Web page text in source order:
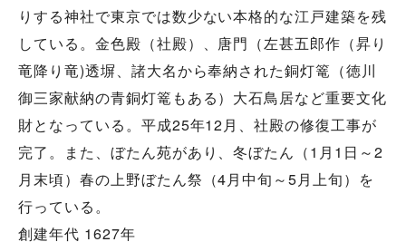
りする神社で東京では数少ない本格的な江戸建築を残
している。金色殿（社殿）、唐門（左甚五郎作（昇り
竜降り竜)透塀、諸大名から奉納された銅灯篭（徳川
御三家献納の青銅灯篭もある）大石鳥居など重要文化
財となっている。平成25年12月、社殿の修復工事が
完了。また、ぼたん苑があり、冬ぼたん（1月1日～2
月末頃）春の上野ぼたん祭（4月中旬～5月上旬）を
行っている。
創建年代 1627年